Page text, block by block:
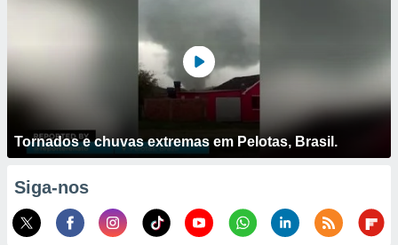
Tornados e chuvas extremas em Pelotas, Brasil.
Siga-nos